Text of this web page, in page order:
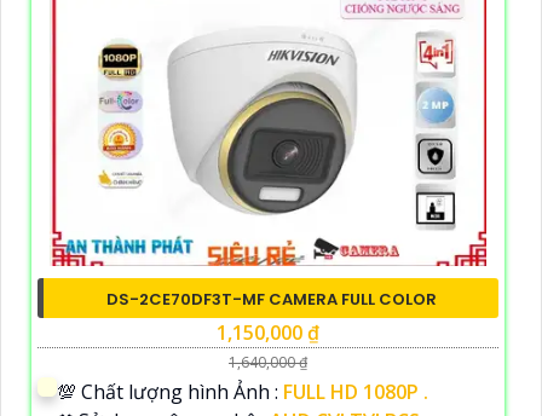
DS-2CE70DF3T-MF CAMERA FULL COLOR
1,150,000 ₫
1,640,000 ₫
💯 Chất lượng hình Ảnh : FULL HD 1080P .